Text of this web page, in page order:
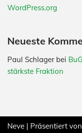
WordPress.org
Neueste
Paul Schlagerbei
stärkste Fraktion
Neve | Präsentiert von